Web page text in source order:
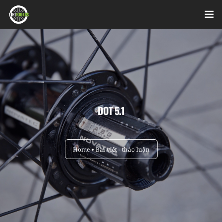
Home
Videos
Sản phẩm
Hỏi đáp nhanh
Nhật ký sửa chữa
About
Login
DOT 5.1
Home Bài viết - thảo luận